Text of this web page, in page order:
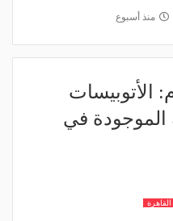
منذ أسبوع
الأتوبيسات
الموجودة في